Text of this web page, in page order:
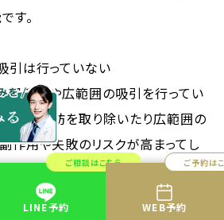
ご相談はこちら
LINE予約
ご予約は
WEB予約
す。
引は行っていない
量吸引や広範囲の吸引を行ってい
大量に脂肪を取り除いたり広範囲の
作用や失敗のリスクが高まってし
術を受ける方が広範囲の吸引を希
複数回に分け、リスクを軽減した施